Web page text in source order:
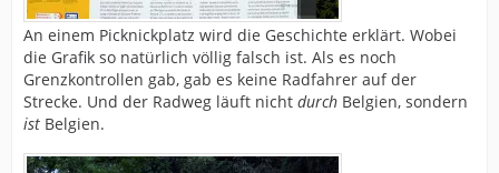
An einem Picknickplatz wird die Geschichte erklärt. Wobei
die Grafik so natürlich völlig falsch ist. Als es noch
Grenzkontrollen gab, gab es keine Radfahrer auf der
Strecke. Und der Radweg läuft nicht durch Belgien, sondern
ist Belgien.